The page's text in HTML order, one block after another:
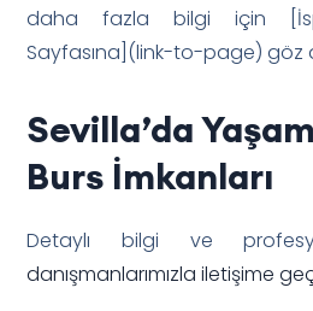
daha fazla bilgi için
Sayfasına](link-to-page) göz
Sevilla’da
Burs İmkanları
Detaylı bilgi ve
danışmanlarımızla iletişime